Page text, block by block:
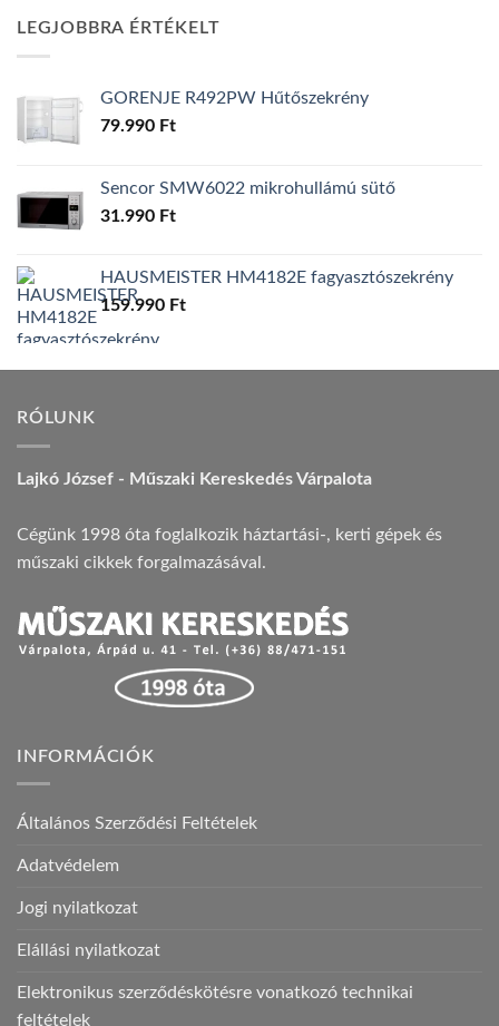
157.990 Ft.
LEGJOBBRA ÉRTÉKELT
GORENJE R492PW Hűtőszekrény
79.990 Ft
Sencor SMW6022 mikrohullámú sütő
31.990 Ft
HAUSMEISTER HM4182E fagyasztószekrény
159.990 Ft
RÓLUNK
Lajkó József - Műszaki Kereskedés Várpalota
Cégünk 1998 óta foglalkozik háztartási-, kerti gépek és
műszaki cikkek forgalmazásával.
INFORMÁCIÓK
Általános Szerződési Feltételek
Adatvédelem
Jogi nyilatkozat
Elállási nyilatkozat
Elektronikus szerződéskötésre vonatkozó technikai
feltételek